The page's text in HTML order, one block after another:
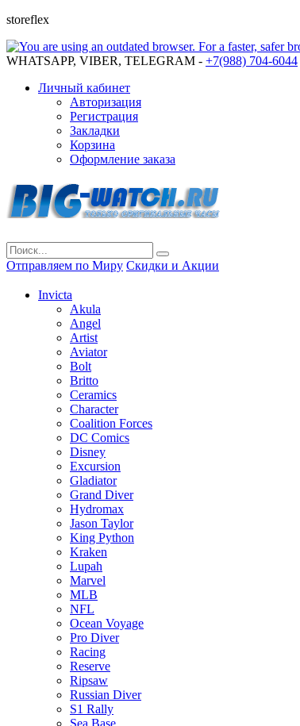
storeflex
WHATSAPP, VIBER, TELEGRAM - +7(988) 704-6044
Личный кабинет
Авторизация
Регистрация
Закладки
Корзина
Оформление заказа
Отправляем по Миру Скидки и Акции
Invicta
Akula
Angel
Artist
Aviator
Bolt
Britto
Ceramics
Character
Coalition Forces
DC Comics
Disney
Excursion
Gladiator
Grand Diver
Hydromax
Jason Taylor
King Python
Kraken
Lupah
Marvel
MLB
NFL
Ocean Voyage
Pro Diver
Racing
Reserve
Ripsaw
Russian Diver
S1 Rally
Sea Base